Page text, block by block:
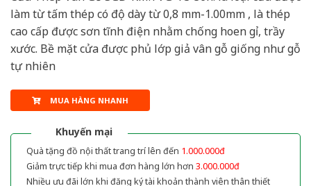
làm từ tấm thép có độ dày từ 0,8 mm-1.00mm , là thép
cao cấp được sơn tĩnh điện nhằm chống hoen gỉ, trầy
xước. Bề mặt cửa được phủ lớp giả vân gỗ giống như gỗ
tự nhiên
MUA HÀNG NHANH
Khuyến mại
Quà tặng đồ nội thất trang trí lên đến 1.000.000đ
Giảm trực tiếp khi mua đơn hàng lớn hơn 3.000.000đ
Nhiều ưu đãi lớn khi đăng ký tài khoản thành viên thân thiết